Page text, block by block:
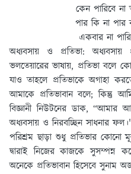
কেন পারিবে
পার কি না
একবার না
অধ্যবসায় ও প্রতিভা:অধ্যবসায়
ভলতেয়ারের ভাষায়, প্রতিভা বলে
যাও তাহলে প্রতিভাকে অগাহা
আমাকে প্রতিভাবান বলে; কিন্তু
বিজ্ঞানী নিউটনের ডাক, “আমার
অধ্যবসায় ও নিরবচ্ছিন সাধনার
পরিশ্রম ছাড়া শুধু প্রতিভার কোনাে
দ্বারাই নিজের কাজকে সুসম্পন্ন
অনেকে প্রতিভাবান হিসেবে সুনাম